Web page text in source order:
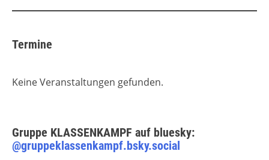
Termine
Keine Veranstaltungen gefunden.
Gruppe KLASSENKAMPF auf bluesky:
@gruppeklassenkampf.bsky.social